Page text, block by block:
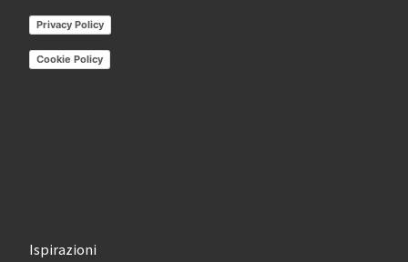
Privacy Policy
Cookie Policy
Ispirazioni